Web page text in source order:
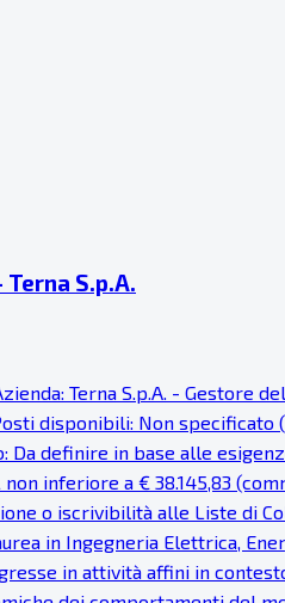
S.p.A.
Terna S.p.A. - Gestore
disponibili: Non
definire in base alle
inferiore a € 38.145,83
o iscrivibilità alle Liste di
in Ingegneria Elettrica,
in attività affini in